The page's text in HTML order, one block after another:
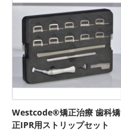
Westcode®矯正治療 歯科矯
正IPR用ストリップセット